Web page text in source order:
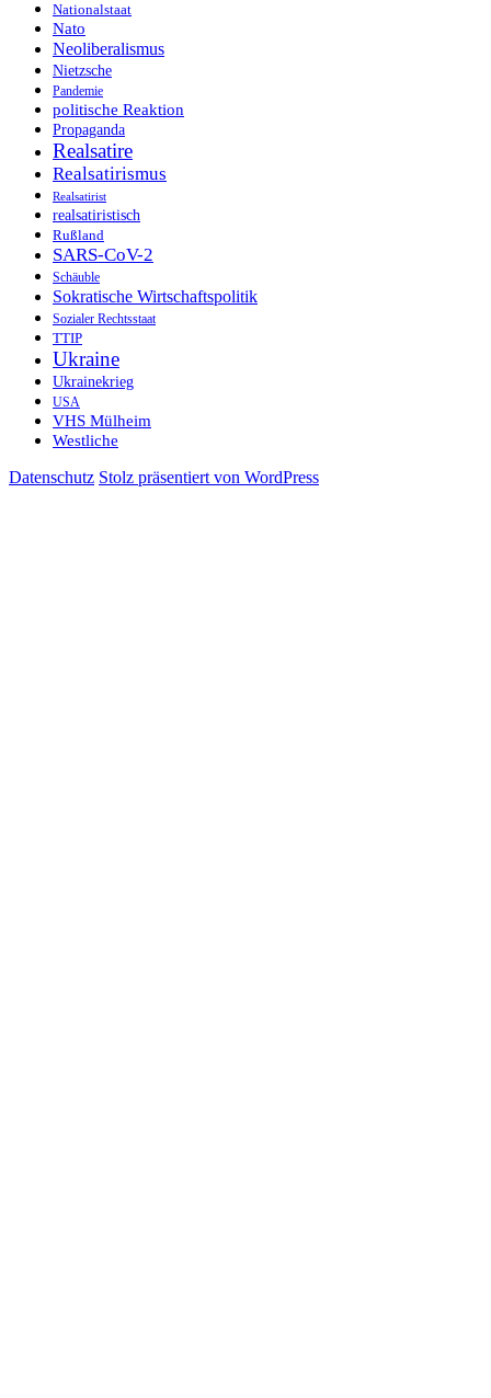
Nationalstaat
Nato
Neoliberalismus
Nietzsche
Pandemie
politische Reaktion
Propaganda
Realsatire
Realsatirismus
Realsatirist
realsatiristisch
Rußland
SARS-CoV-2
Schäuble
Sokratische Wirtschaftspolitik
Sozialer Rechtsstaat
TTIP
Ukraine
Ukrainekrieg
USA
VHS Mülheim
Westliche
Datenschutz Stolz präsentiert von WordPress